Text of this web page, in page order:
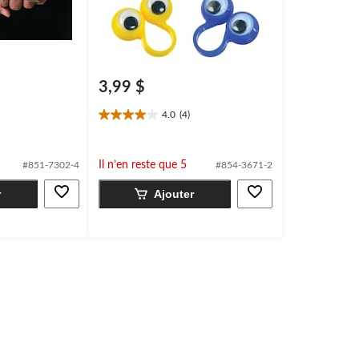
#851-7302-4
3,99 $
4.0 (4)
4.0
5.
4
évaluations
Il n’en reste que 5 #854-3671-2
Ajouter